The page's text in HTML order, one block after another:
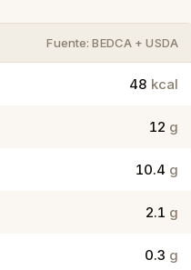
Fuente: BEDCA + USDA
48 kcal
12 g
10.4 g
2.1 g
0.3 g